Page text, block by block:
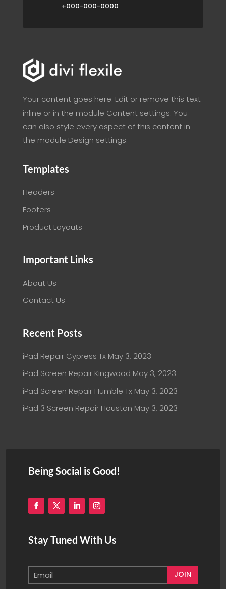
+000-000-0000
Your content goes here. Edit or remove this text
inline or in the module Content settings. You
can also style every aspect of this content in
the module Design settings.
Templates
Headers
Footers
Product Layouts
Important Links
About Us
Contact Us
Recent Posts
iPad Repair Cypress Tx May 3, 2023
iPad Screen Repair Kingwood May 3, 2023
iPad Screen Repair Humble Tx May 3, 2023
iPad 3 Screen Repair Houston May 3, 2023
Being Social is Good!
Stay Tuned With Us
JOIN